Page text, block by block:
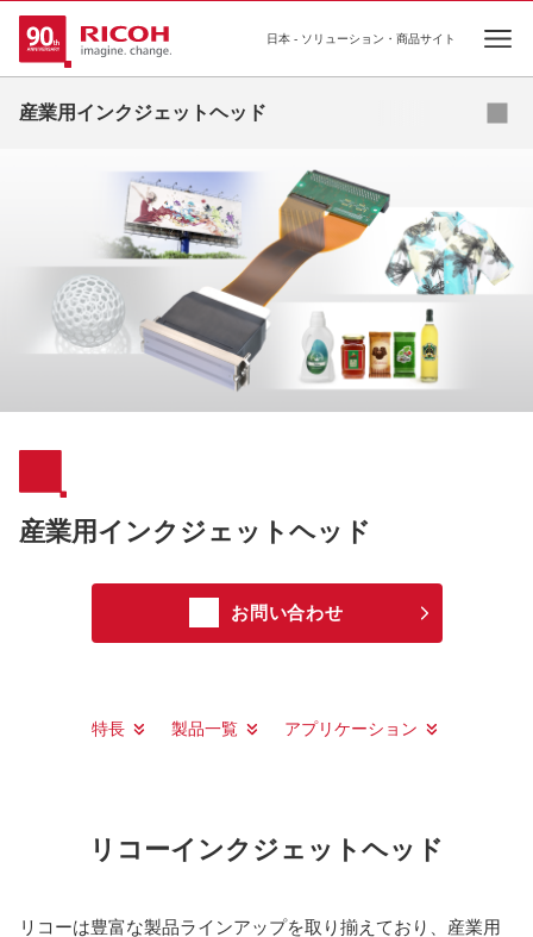
日本 - ソリューション・商品サイト
産業用インクジェットヘッド
海外拠点
産業用インクジェットヘッド
お問い合わせ
特長 製品一覧 アプリケーション
リコーインクジェットヘッド
リコーは豊富な製品ラインアップを取り揃えており、産業用